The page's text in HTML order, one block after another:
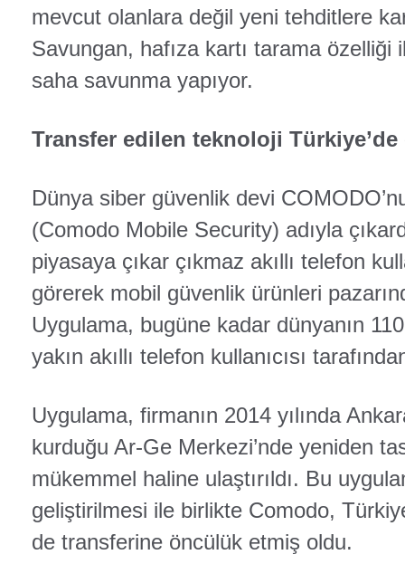
mevcut olanlara değil yeni tehditlere
Savungan, hafıza kartı tarama özelliği
saha savunma yapıyor.
Transfer edilen teknoloji
Dünya siber güvenlik devi
(Comodo Mobile Security) adıyla
piyasaya çıkar çıkmaz akıllı telefon
görerek mobil güvenlik ürünleri
Uygulama, bugüne kadar dünyanın
yakın akıllı telefon kullanıcısı
Uygulama, firmanın 2014 yılında
kurduğu Ar-Ge Merkezi’nde yeniden
mükemmel haline ulaştırıldı. Bu
geliştirilmesi ile birlikte Comodo,
de transferine öncülük etmiş oldu.